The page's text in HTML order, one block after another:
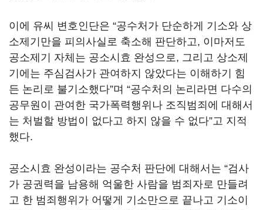
이에 유씨 변호인단은 “공수처가 단순하게 기소와 상
소제기만을 피의사실로 축소해 판단하고, 이마저도
공소제기 자체는 공소시효 완성으로, 그리고 상소제
기에는 주심검사가 관여하지 않았다는 이해하기 힘
든 논리로 불기소했다”며 “공수처의 논리라면 다수의
공무원이 관여한 국가폭력행위나 조직범죄에 대해서
는 처벌할 방법이 없다고 하지 않을 수 없다”고 지적
했다.
공소시효 완성이라는 공수처 판단에 대해서는 “검사
가 공권력을 남용해 억울한 사람을 범죄자로 만들려
고 한 범죄행위가 어떻게 기소만으로 끝나고 기소이